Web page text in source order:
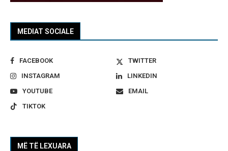
MEDIAT SOCIALE
FACEBOOK
TWITTER
INSTAGRAM
LINKEDIN
YOUTUBE
EMAIL
TIKTOK
MË TË LEXUARA